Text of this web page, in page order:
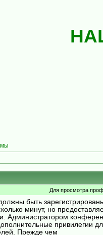
Для просмотра
быть
минут, но
Администратором
привилегии
Прежде чем